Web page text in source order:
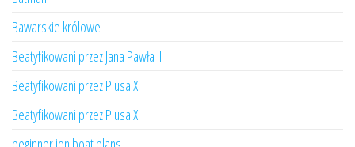
Bawarskie królowe
Beatyfikowani przez Jana Pawła II
Beatyfikowani przez Piusa X
Beatyfikowani przez Piusa XI